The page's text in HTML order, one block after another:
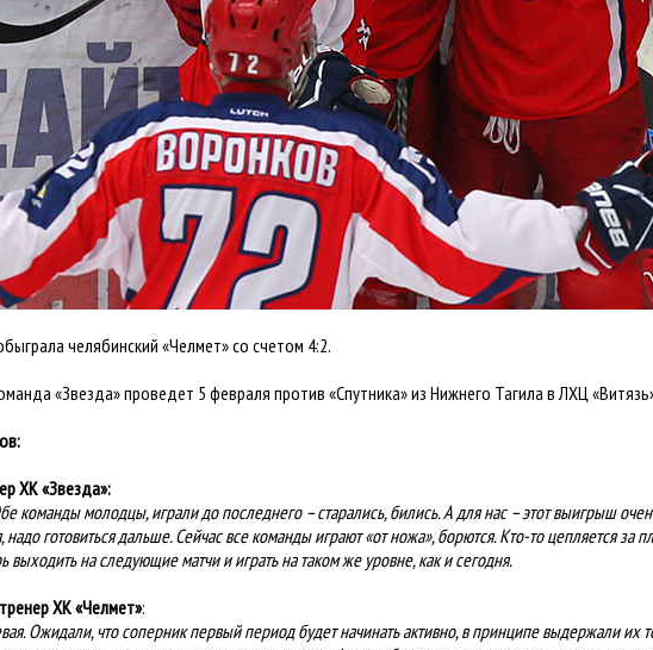
челябинский «Челмет» со счетом 4:2.
«Звезда» проведет 5 февраля против «Спутника» из Нижнего Тагила в ЛХЦ
ХК «Звезда»:
команды молодцы, играли до последнего – старались, бились. А для нас – этот выигрыш
надо готовиться дальше. Сейчас все команды играют «от ножа», борются. Кто-то цепляется
выходить на следующие матчи и играть на таком же уровне, как и сегодня.
ХК «Челмет»:
Ожидали, что соперник первый период будет начинать активно, в принципе выдержали